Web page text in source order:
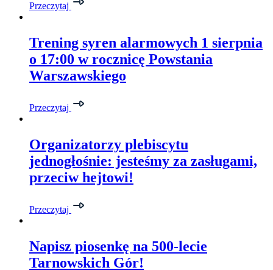
Przeczytaj
Trening syren alarmowych 1 sierpnia
o 17:00 w rocznicę Powstania
Warszawskiego
Przeczytaj
Organizatorzy plebiscytu
jednogłośnie: jesteśmy za zasługami,
przeciw hejtowi!
Przeczytaj
Napisz piosenkę na 500-lecie
Tarnowskich Gór!